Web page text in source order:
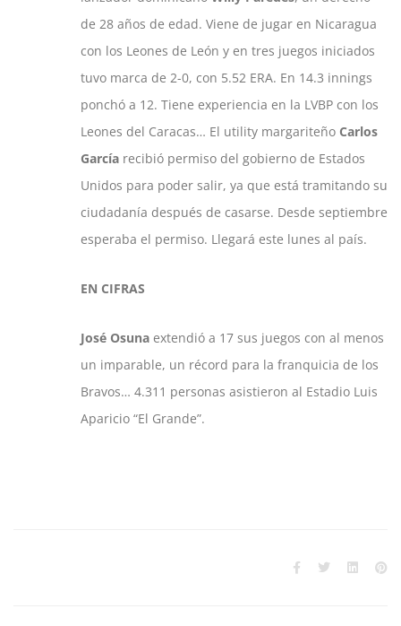
de 28 años de edad. Viene de jugar en Nicaragua
con los Leones de León y en tres juegos iniciados
tuvo marca de 2-0, con 5.52 ERA. En 14.3 innings
ponchó a 12. Tiene experiencia en la LVBP con los
Leones del Caracas… El utility margariteño Carlos
García recibió permiso del gobierno de Estados
Unidos para poder salir, ya que está tramitando su
ciudadanía después de casarse. Desde septiembre
esperaba el permiso. Llegará este lunes al país.
EN CIFRAS
José Osuna extendió a 17 sus juegos con al menos
un imparable, un récord para la franquicia de los
Bravos… 4.311 personas asistieron al Estadio Luis
Aparicio “El Grande”.